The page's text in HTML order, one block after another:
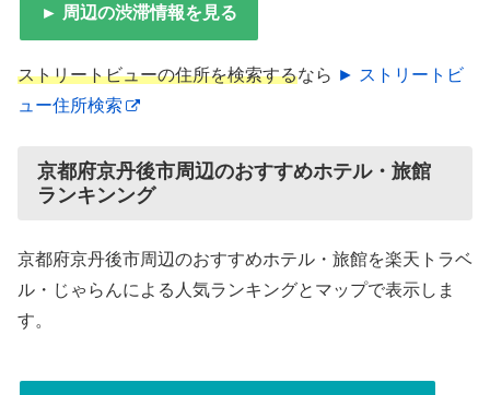
► 周辺の渋滞情報を見る
ストリートビューの住所を検索するなら ► ストリートビ
ュー住所検索
京都府京丹後市周辺のおすすめホテル・旅館
ランキンング
京都府京丹後市周辺のおすすめホテル・旅館を楽天トラベ
ル・じゃらんによる人気ランキングとマップで表示しま
す。